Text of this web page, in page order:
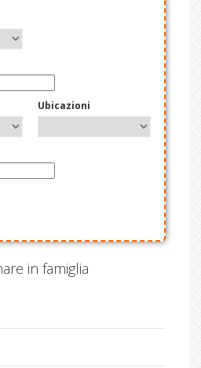
Ubicazioni
in famiglia